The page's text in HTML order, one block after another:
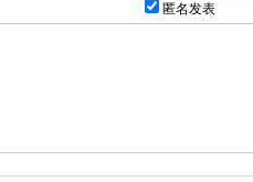
匿名发表